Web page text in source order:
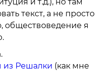
текст, а не просто
обществоведение я
.
из Решалки (как мне